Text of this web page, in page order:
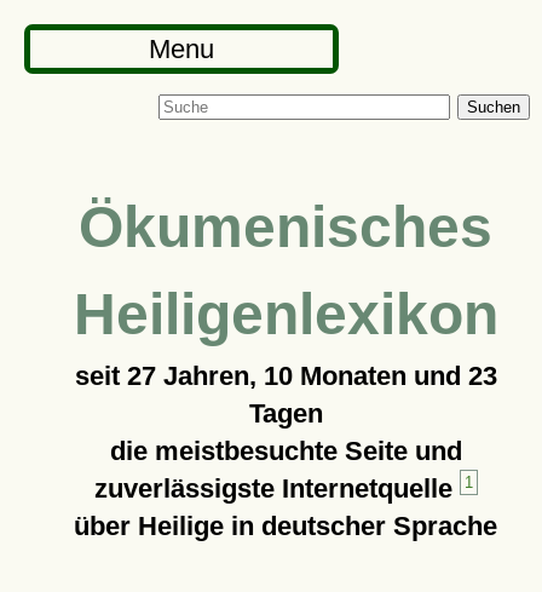
Menu
Suchen
Ökumenisches
Heiligenlexikon
seit 27 Jahren, 10 Monaten und 23
Tagen
die meistbesuchte Seite und
zuverlässigste Internetquelle
1
über Heilige in deutscher Sprache